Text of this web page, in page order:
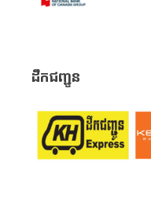
ដឹកជញ្ជូន